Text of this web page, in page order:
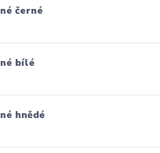
černé
bílé
hnědé